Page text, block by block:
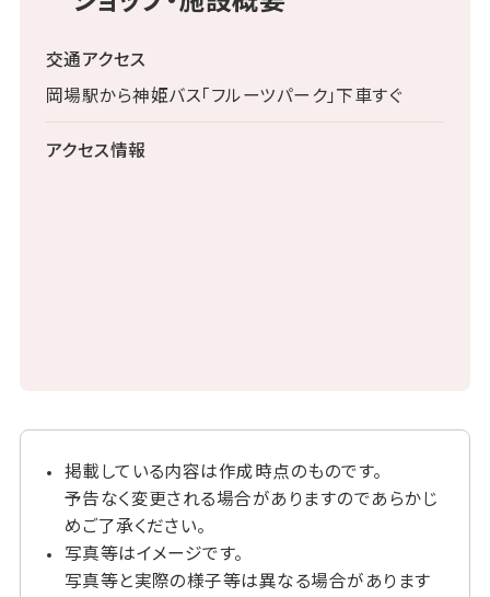
交通アクセス
岡場駅から神姫バス「フルーツパーク」下車すぐ
アクセス情報
掲載している内容は作成時点のものです。
予告なく変更される場合がありますのであらかじ
めご了承ください。
写真等はイメージです。
写真等と実際の様子等は異なる場合があります